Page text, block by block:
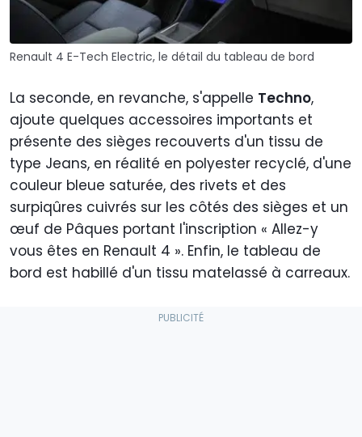
Renault 4 E-Tech Electric, le détail du tableau de bord
La seconde, en revanche, s'appelle Techno,
ajoute quelques accessoires importants et
présente des sièges recouverts d'un tissu de
type Jeans, en réalité en polyester recyclé, d'une
couleur bleue saturée, des rivets et des
surpiqûres cuivrés sur les côtés des sièges et un
œuf de Pâques portant l'inscription « Allez-y
vous êtes en Renault 4 ». Enfin, le tableau de
bord est habillé d'un tissu matelassé à carreaux.